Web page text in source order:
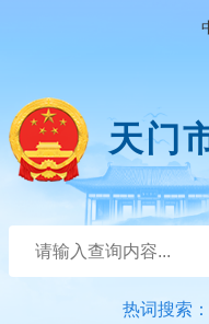
天门
热词搜索：